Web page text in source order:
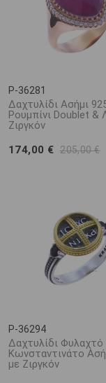
P-36281
Δαχτυλίδι Ασήμι
Ρουμπίνι Doublet &
Ζιργκόν
174,00 € 205,00 €
P-36294
Δαχτυλίδι Φυλαχτό
Κωνσταντινάτο
με Ζιργκόν